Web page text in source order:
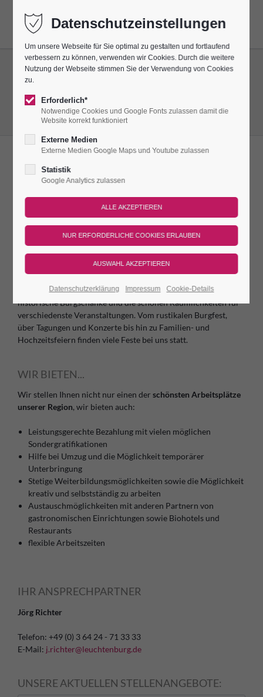
Datenschutzeinstellungen
Um unsere Webseite für Sie optimal zu gestalten und fortlaufend
verbessern zu können, verwenden wir Cookies. Durch die weitere
Nutzung der Webseite stimmen Sie der Verwendung von Cookies
zu.
Erforderlich*
Notwendige Cookies und Google Fonts zulassen damit die
Website korrekt funktioniert
Externe Medien
Externe Medien Google Maps und Youtube zulassen
Statistik
Google Analytics zulassen
Datenschutzerklärung Impressum Cookie-Details
STELLENANGEBOTE
ARBEITEN AUF DER LEUCHTENBURG
Die Leuchtenburg wird seit 2007 durch die Stiftung
Leuchtenburg verwaltet. Auf der Burg befinden sich die
preisgekrönten Porzellanwelten sowie mehrere
Veranstaltungs- und Tagungsräume. Die Gastronomie auf der
Burgbesucher verantwortlich. Wir bewirtschaften die
historische Burgschänke und die schönen Räumlichkeiten für
verschiedenste Veranstaltungen. Vom rustikalen Burgfest,
über Tagungen und Konzerte bis hin zu Familien- und
Hochzeitsfeiern finden viele Feste bei uns statt.
WIR BIETEN...
Wir stellen Ihnen nicht nur einen der schönsten Arbeitsplätze
unserer Region, wir bieten auch:
Leistungsgerechte Bezahlung mit vielen möglichen
Sondergratifikationen
Hilfe bei Umzug und die Möglichkeit temporärer
Unterbringung
Stetige Weiterbildungsmöglichkeiten sowie die Möglichkeit
kreativ und selbstständig zu arbeiten
Austauschmöglichkeiten mit anderen Partnern von
gastronomischen Einrichtungen sowie Biohotels und
Restaurants
flexible Arbeitszeiten
IHR ANSPRECHPARTNER
Jörg Richter
Telefon: +49 (0) 3 64 24 - 71 33 33
E-Mail: j.richter@leuchtenburg.de
UNSERE AKTUELLEN STELLENANGEBOTE: